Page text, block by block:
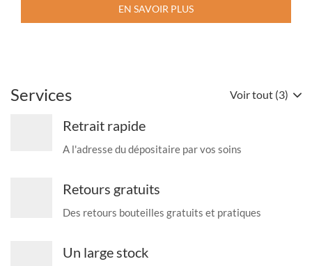
EN SAVOIR PLUS
Services Voir tout (3)
Retrait rapide
A l'adresse du dépositaire par vos soins
Retours gratuits
Des retours bouteilles gratuits et pratiques
Un large stock